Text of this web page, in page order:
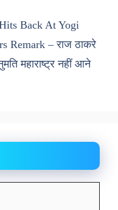
Back At Yogi
Remark – राज ठाकरे
महाराष्ट्र नहीं आने